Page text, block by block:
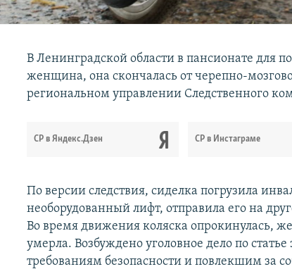
В Ленинградской области в пансионате для
женщина, она скончалась от черепно-
региональном управлении Следственного
СР в Яндекс.Дзен CР в Инстаграме
По версии следствия, сиделка погрузила
необорудованный лифт, отправила его на
Во время движения коляска опрокинулась,
умерла. Возбуждено уголовное дело по
требованиям безопасности и повлекшим за